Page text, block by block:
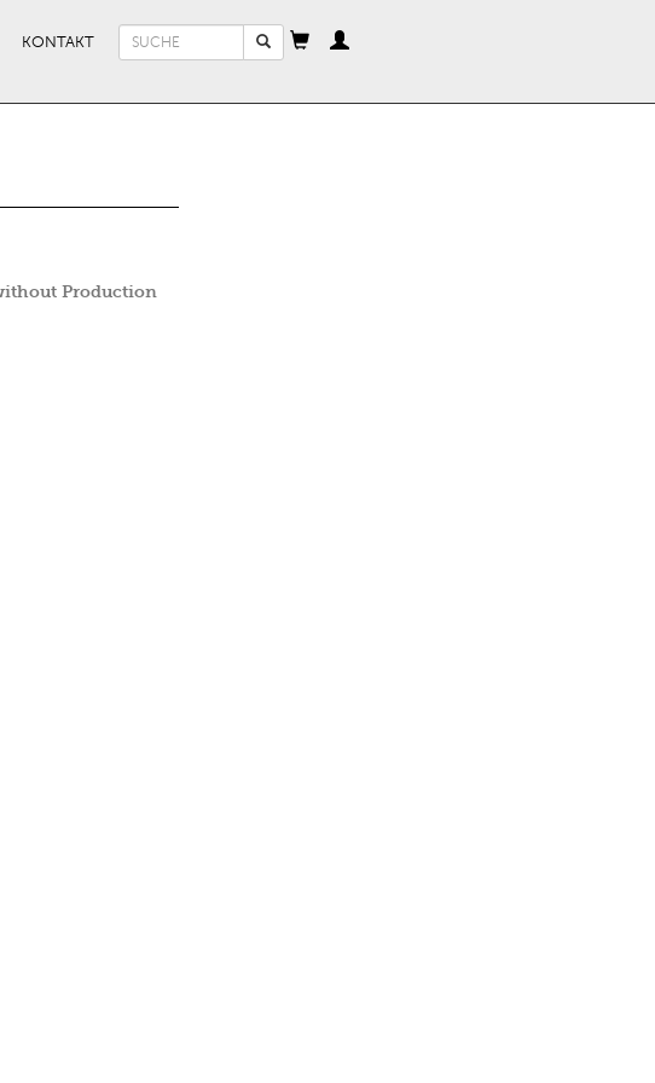
KONTAKT
Suchformular
Production